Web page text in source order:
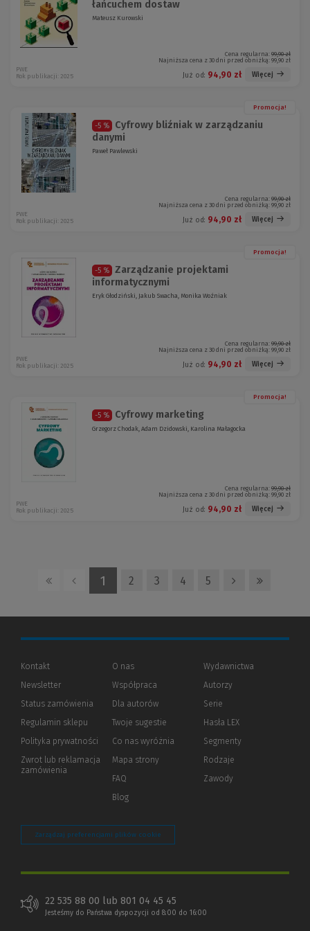
łańcuchem dostaw
Mateusz Kurowski
Cena regularna: 99,90 zł
Najniższa cena z 30 dni przed obniżką: 99,90 zł
Już od: 94,90 zł Więcej
PWE
Rok publikacji: 2025
Promocja!
-5 %
Cyfrowy bliźniak w zarządzaniu
danymi
Paweł Pawlewski
Cena regularna: 99,90 zł
Najniższa cena z 30 dni przed obniżką: 99,90 zł
Już od: 94,90 zł Więcej
PWE
Rok publikacji: 2025
Promocja!
-5 %
Zarządzanie projektami
informatycznymi
Eryk Głodziński, Jakub Swacha, Monika Woźniak
Cena regularna: 99,90 zł
Najniższa cena z 30 dni przed obniżką: 99,90 zł
Już od: 94,90 zł Więcej
PWE
Rok publikacji: 2025
Promocja!
-5 % Cyfrowy marketing
Grzegorz Chodak, Adam Dzidowski, Karolina Małagocka
Cena regularna: 99,90 zł
Najniższa cena z 30 dni przed obniżką: 99,90 zł
Już od: 94,90 zł Więcej
PWE
Rok publikacji: 2025
1 2 3 4 5
Kontakt
Newsletter
Status zamówienia
Regulamin sklepu
Polityka prywatności (Nowe
(Link
innej
Zwrot lub reklamacja
zamówienia
O nas
Współpraca
Dla autorów(Nowe
(Link
innej
strony)
Twoje sugestie
Co nas wyróżnia
Mapa strony
FAQ
Blog
Wydawnictwa
Autorzy
Serie
Hasła LEX
Segmenty
Rodzaje
Zawody
Zarządzaj preferencjami plików cookie
22 535 88 00 lub 801 04 45 45
Jesteśmy do Państwa dyspozycji od 8:00 do 16:00